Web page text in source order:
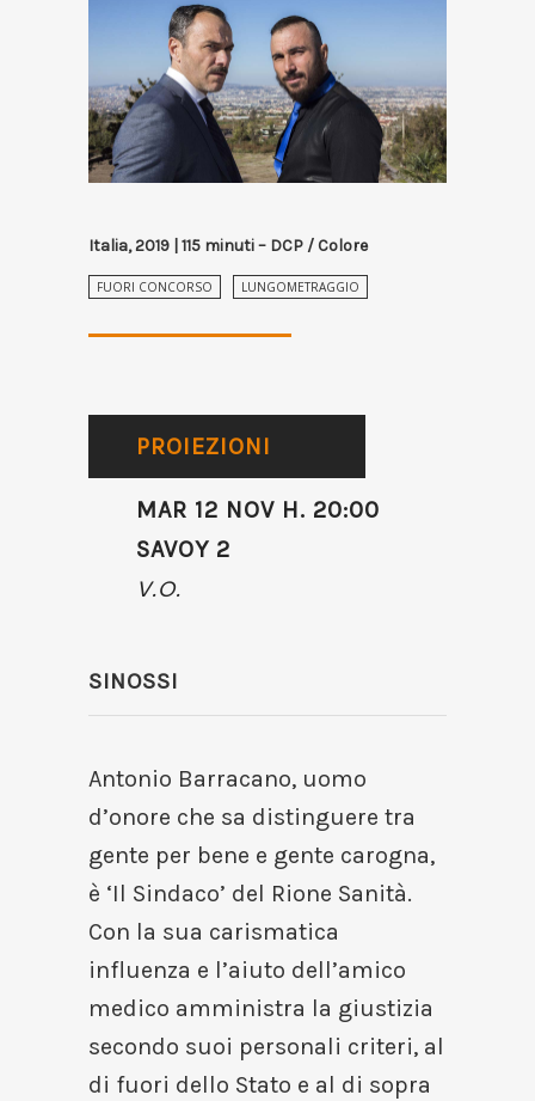
Italia, 2019 | 115 minuti – DCP / Colore
FUORI CONCORSO LUNGOMETRAGGIO
PROIEZIONI
MAR 12 NOV H. 20:00
SAVOY 2
V.O.
SINOSSI
Antonio Barracano, uomo
d’onore che sa distinguere tra
gente per bene e gente carogna,
è ‘Il Sindaco’ del Rione Sanità.
Con la sua carismatica
influenza e l’aiuto dell’amico
medico amministra la giustizia
secondo suoi personali criteri, al
di fuori dello Stato e al di sopra